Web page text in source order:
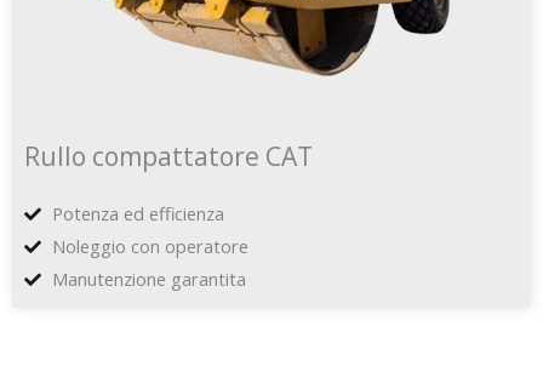
Rullo compattatore CAT
Potenza ed efficienza
Noleggio con operatore
Manutenzione garantita